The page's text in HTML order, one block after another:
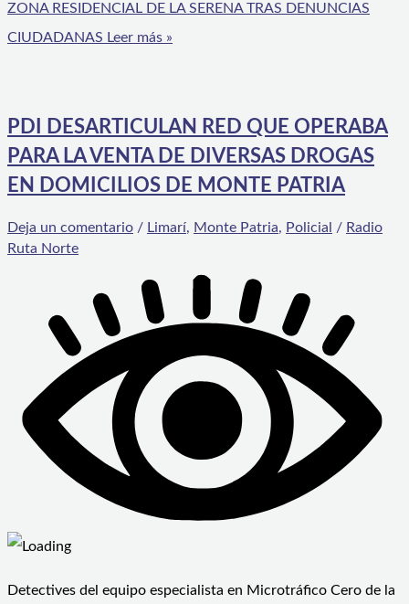
ZONA RESIDENCIAL DE LA SERENA TRAS DENUNCIAS
CIUDADANAS Leer más »
PDI DESARTICULAN RED QUE OPERABA
PARA LA VENTA DE DIVERSAS DROGAS
EN DOMICILIOS DE MONTE PATRIA
Deja un comentario / Limarí, Monte Patria, Policial / Radio
Ruta Norte
Detectives del equipo especialista en Microtráfico Cero de la